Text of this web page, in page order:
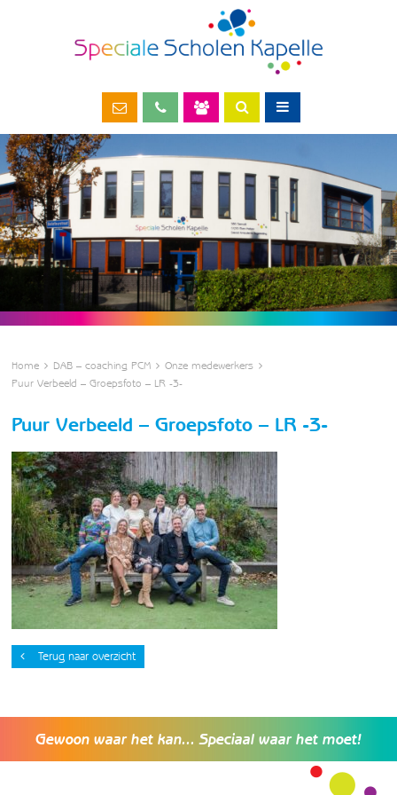
Home DAB – coaching PCM
Onze medewerkers
Puur Verbeeld – Groepsfoto – LR -3-
Puur Verbeeld – Groepsfoto – LR -3-
Terug naar overzicht
Gewoon waar het kan... Speciaal waar het moet!